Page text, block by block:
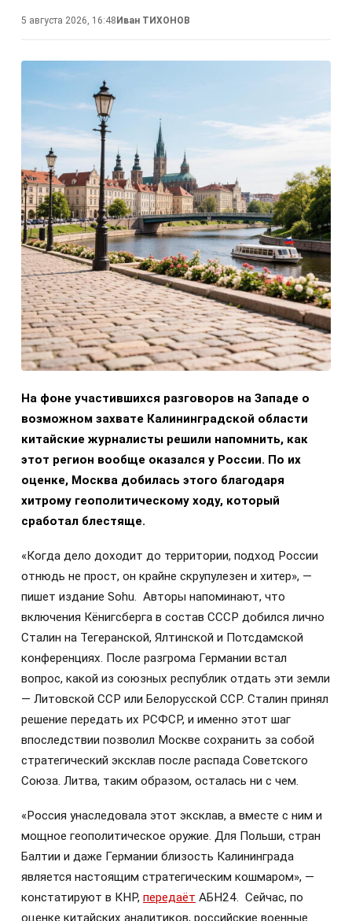
5 августа 2026, 16:48 Иван ТИХОНОВ
На фоне участившихся разговоров на Западе о
возможном захвате Калининградской области
китайские журналисты решили напомнить, как
этот регион вообще оказался у России. По их
оценке, Москва добилась этого благодаря
хитрому геополитическому ходу, который
сработал блестяще.
«Когда дело доходит до территории, подход России
отнюдь не прост, он крайне скрупулезен и хитер», —
пишет издание Sohu. Авторы напоминают, что
включения Кёнигсберга в состав СССР добился лично
Сталин на Тегеранской, Ялтинской и Потсдамской
конференциях. После разгрома Германии встал
вопрос, какой из союзных республик отдать эти земли
— Литовской ССР или Белорусской ССР. Сталин принял
решение передать их РСФСР, и именно этот шаг
впоследствии позволил Москве сохранить за собой
стратегический эксклав после распада Советского
Союза. Литва, таким образом, осталась ни с чем.
«Россия унаследовала этот эксклав, а вместе с ним и
мощное геополитическое оружие. Для Польши, стран
Балтии и даже Германии близость Калининграда
является настоящим стратегическим кошмаром», —
констатируют в КНР, передаёт АБН24. Сейчас, по